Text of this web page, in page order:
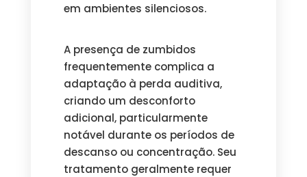
em ambientes silenciosos.
A presença de zumbidos
frequentemente complica a
adaptação à perda auditiva,
criando um desconforto
adicional, particularmente
notável durante os períodos de
descanso ou concentração. Seu
tratamento geralmente requer